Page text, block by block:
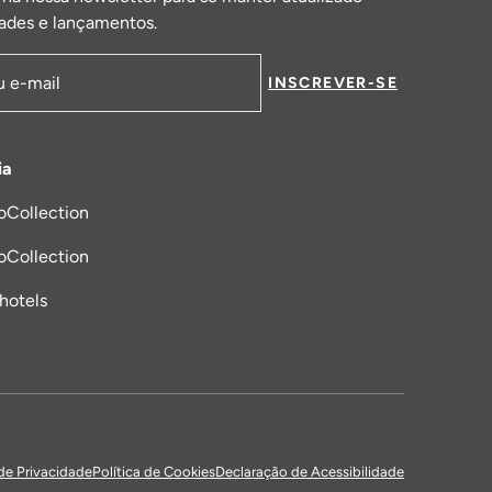
e lançamentos.
email
INSCREVER-SE
nova aba
PrivacidadePolítica de CookiesDeclaração de Acessibilidade